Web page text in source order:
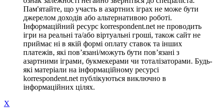
Пам'ятайте, що участь в азартних іграх не може бути
джерелом доходів або альтернативою роботі.
Інформаційний ресурс korrespondent.net не проводить
ігри на реальні та/або віртуальні гроші, також сайт не
приймає ні в якій формі оплату ставок та інших
платежів, які пов’язані/можуть бути пов’язані з
азартними іграми, букмекерами чи тоталізаторами. Будь-
які матеріали на інформаційному ресурсі
korrespondent.net публікуються виключно в
інформаційних цілях.
X